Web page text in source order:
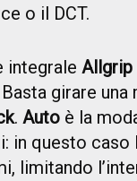
o il DCT.
integrale Allgrip
girare
. Auto è la
in questo
limitando